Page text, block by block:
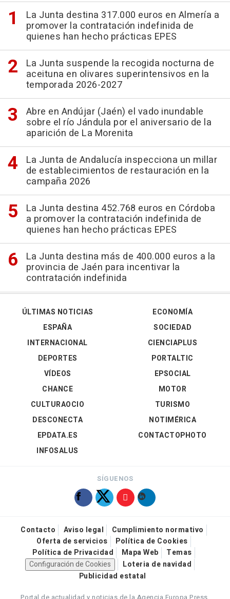
La Junta destina 317.000 euros en Almería a
promover la contratación indefinida de
quienes han hecho prácticas EPES
La Junta suspende la recogida nocturna de
aceituna en olivares superintensivos en la
temporada 2026-2027
Abre en Andújar (Jaén) el vado inundable
sobre el río Jándula por el aniversario de la
aparición de La Morenita
La Junta de Andalucía inspecciona un millar
de establecimientos de restauración en la
campaña 2026
La Junta destina 452.768 euros en Córdoba
a promover la contratación indefinida de
quienes han hecho prácticas EPES
La Junta destina más de 400.000 euros a la
provincia de Jaén para incentivar la
contratación indefinida
ÚLTIMAS NOTICIAS
ESPAÑA
INTERNACIONAL
DEPORTES
VÍDEOS
ECONOMÍA
SOCIEDAD
CIENCIAPLUS
PORTALTIC
EPSOCIAL
CHANCE
CULTURAOCIO
DESCONECTA
EPDATA.ES
INFOSALUS
MOTOR
TURISMO
NOTIMÉRICA
CONTACTOPHOTO
SÍGUENOS
Contacto Aviso legal
Cumplimiento normativo
Oferta de servicios
Política de Cookies
Política de Privacidad
Mapa Web
Temas
Configuración de Cookies
Loteria de navidad
Publicidad estatal